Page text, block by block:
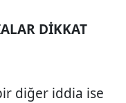
DİKKAT
diğer iddia ise